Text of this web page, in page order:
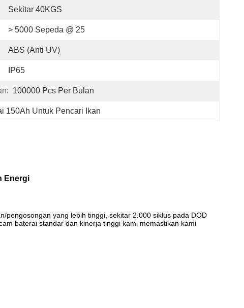
Sekitar 40KGS
> 5000 Sepeda @ 25
ABS (anti UV)
IP65
100000 Pcs Per Bulan
150Ah Untuk Pencari Ikan
Energi
pengosongan yang lebih tinggi, sekitar 2.000 siklus pada DOD
baterai standar dan kinerja tinggi kami memastikan kami